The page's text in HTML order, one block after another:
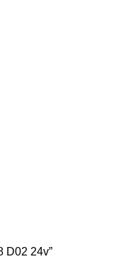
D02 24v”